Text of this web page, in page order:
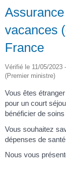
vacances
France
Vérifié le 11/05/2023
(Premier ministre)
Vous êtes
pour un court
bénéficier de
Vous souhaitez
dépenses de
Nous vous